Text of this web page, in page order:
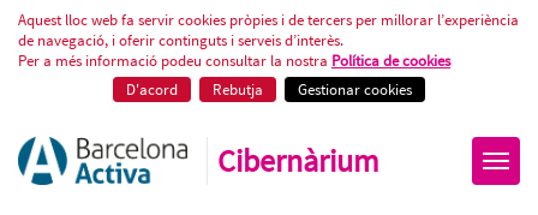
Fitxa Activitat
Aquest lloc web fa servir cookies pròpies i de tercers per millorar l’experiència
de navegació, i oferir continguts i serveis d’interès.
Per a més informació podeu consultar la nostra Política de cookies
D'acord
Rebutja Gestionar cookies
Cibernàrium